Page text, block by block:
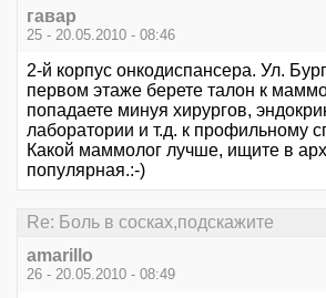
гавар
25 - 20.05.2010 - 08:46
2-й корпус онкодиспансера. Ул.
первом этаже берете талон к
попадаете минуя хирургов,
лаборатории и т.д. к профильному
Какой маммолог лучше, ищите в
популярная.:-)
Re: Боль в сосках,подскажите
amarillo
26 - 20.05.2010 - 08:49